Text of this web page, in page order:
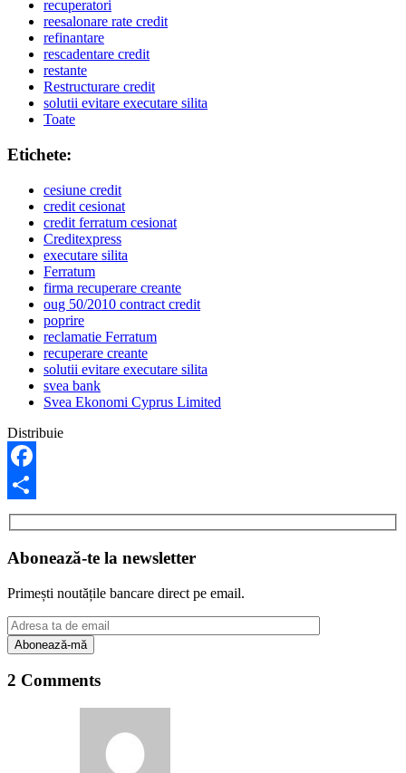
recuperatori
reesalonare rate credit
refinantare
rescadentare credit
restante
Restructurare credit
solutii evitare executare silita
Toate
Etichete:
cesiune credit
credit cesionat
credit ferratum cesionat
Creditexpress
executare silita
Ferratum
firma recuperare creante
oug 50/2010 contract credit
poprire
reclamatie Ferratum
recuperare creante
solutii evitare executare silita
svea bank
Svea Ekonomi Cyprus Limited
Distribuie
Facebook
Share
Abonează-te la newsletter
Primești noutățile bancare direct pe email.
2 Comments